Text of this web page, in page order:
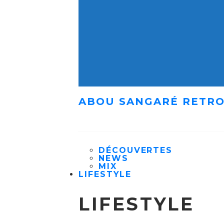
ABOU SANGARÉ
DÉCOUVERTES
NEWS
MIX
LIFESTYLE
LIFESTYLE